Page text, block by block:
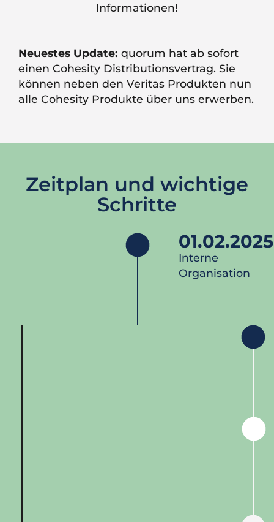
Informationen!
Neuestes Update: quorum hat ab sofort
einen Cohesity Distributionsvertrag. Sie
können neben den Veritas Produkten nun
alle Cohesity Produkte über uns erwerben.
Zeitplan und wichtige
Schritte
01.02.2025
Interne
Organisation